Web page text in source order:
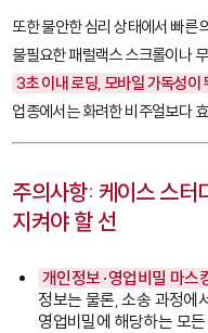
또한 불안한 심리 상태에서 빠른
불필요한 패럴랙스 스크롤이나
3초 이내 로딩, 모바일 가독성이
업종에서는 화려한 비주얼보다
주의사항: 케이스 스터
지켜야 할 선
개인정보·영업비밀 마스
정보는 물론, 소송 과정에
영업비밀에 해당하는 모